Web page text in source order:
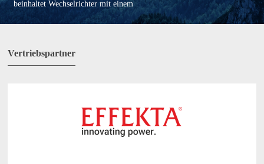
beinhaltet Wechselrichter mit einem
Leistungsbereich von 1 kW bis 350
Lösungen für
Energiemanagementlösungen für
private, gewerbliche und industrielle
Vertriebspartner